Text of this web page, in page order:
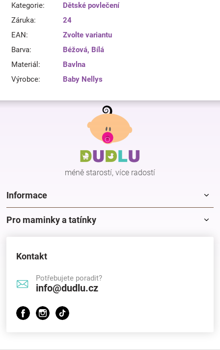
Kategorie:
Dětské povlečení
Záruka:
24
EAN:
Zvolte variantu
Barva: Béžová, Bílá
Materiál :
Bavlna
Výrobce: Baby Nellys
Z
méně starostí, více radostí
Informace
Pro maminky a tatínky
Kontakt
Potřebujete poradit?
info@dudlu.cz